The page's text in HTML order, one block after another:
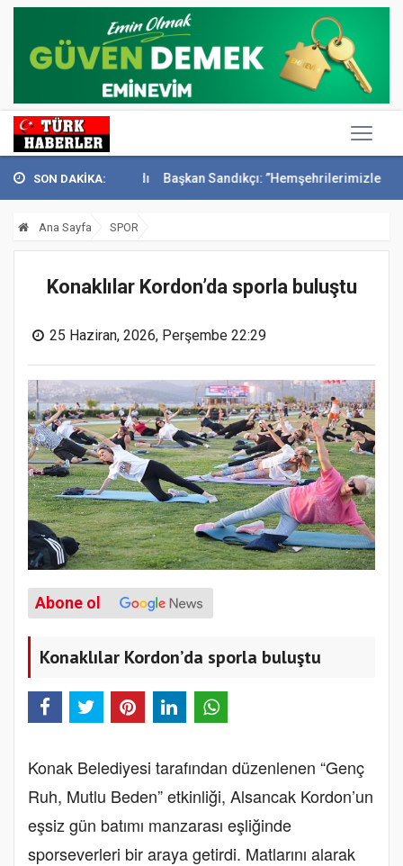
SON DAKİKA:
anıldı Başkan Sandıkçı: ”Hemşehrilerimizle olan güçl...
Ana Sayfa SPOR
Konaklılar Kordon’da sporla buluştu
25 Haziran, 2026, Perşembe 22:29
Abone ol
Konaklılar Kordon’da sporla buluştu
Konak Belediyesi tarafından düzenlenen “Genç
Ruh, Mutlu Beden” etkinliği, Alsancak Kordon’un
eşsiz gün batımı manzarası eşliğinde
sporseverleri bir araya getirdi. Matlarını alarak